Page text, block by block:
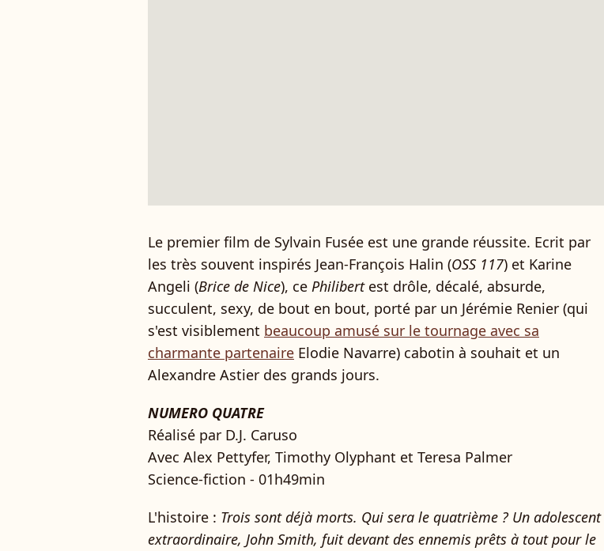
Le premier film de Sylvain Fusée est une grande réussite. Ecrit par
les très souvent inspirés Jean-François Halin (OSS 117) et Karine
Angeli (Brice de Nice), ce Philibertest drôle, décalé, absurde,
succulent, sexy, de bout en bout, porté par un Jérémie Renier (qui
s'est visiblement beaucoup amusé sur le tournage avec sa
charmante partenaire Elodie Navarre) cabotin à souhait et un
Alexandre Astier des grands jours.
NUMERO QUATRE
Réalisé par D.J. Caruso
Avec Alex Pettyfer, Timothy Olyphant et Teresa Palmer
Science-fiction - 01h49min
L'histoire : Trois sont déjà morts. Qui sera le quatrième ? Un adolescent
extraordinaire, John Smith, fuit devant des ennemis prêts à tout pour le